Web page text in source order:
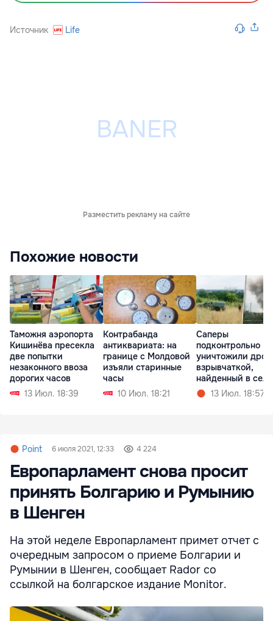
Источник Life
Разместить рекламу на сайте
Похожие новости
Таможня аэропорта
Кишинёва пресекла
две попытки
незаконного ввоза
дорогих часов
13 Июл. 18:39
Контрабанда
антиквариата: на
границе с Молдовой
изъяли старинные
часы
10 Июл. 18:21
Саперы
подконтрольно
уничтожили дрон
взрывчаткой,
найденный в селе
Копанка
13 Июл. 18:57
Point 6 июля 2021, 12:33 4 224
Европарламент снова просит
принять Болгарию и Румынию
в Шенген
На этой неделе Европарламент примет отчет с
очередным запросом о приеме Болгарии и
Румынии в Шенген, сообщает Rador со
ссылкой на болгарское издание Monitor.